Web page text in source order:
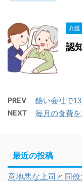
介護
認
PREV 酷い会社で
NEXT 毎月の食費
最近の投稿
意地悪な上司と同